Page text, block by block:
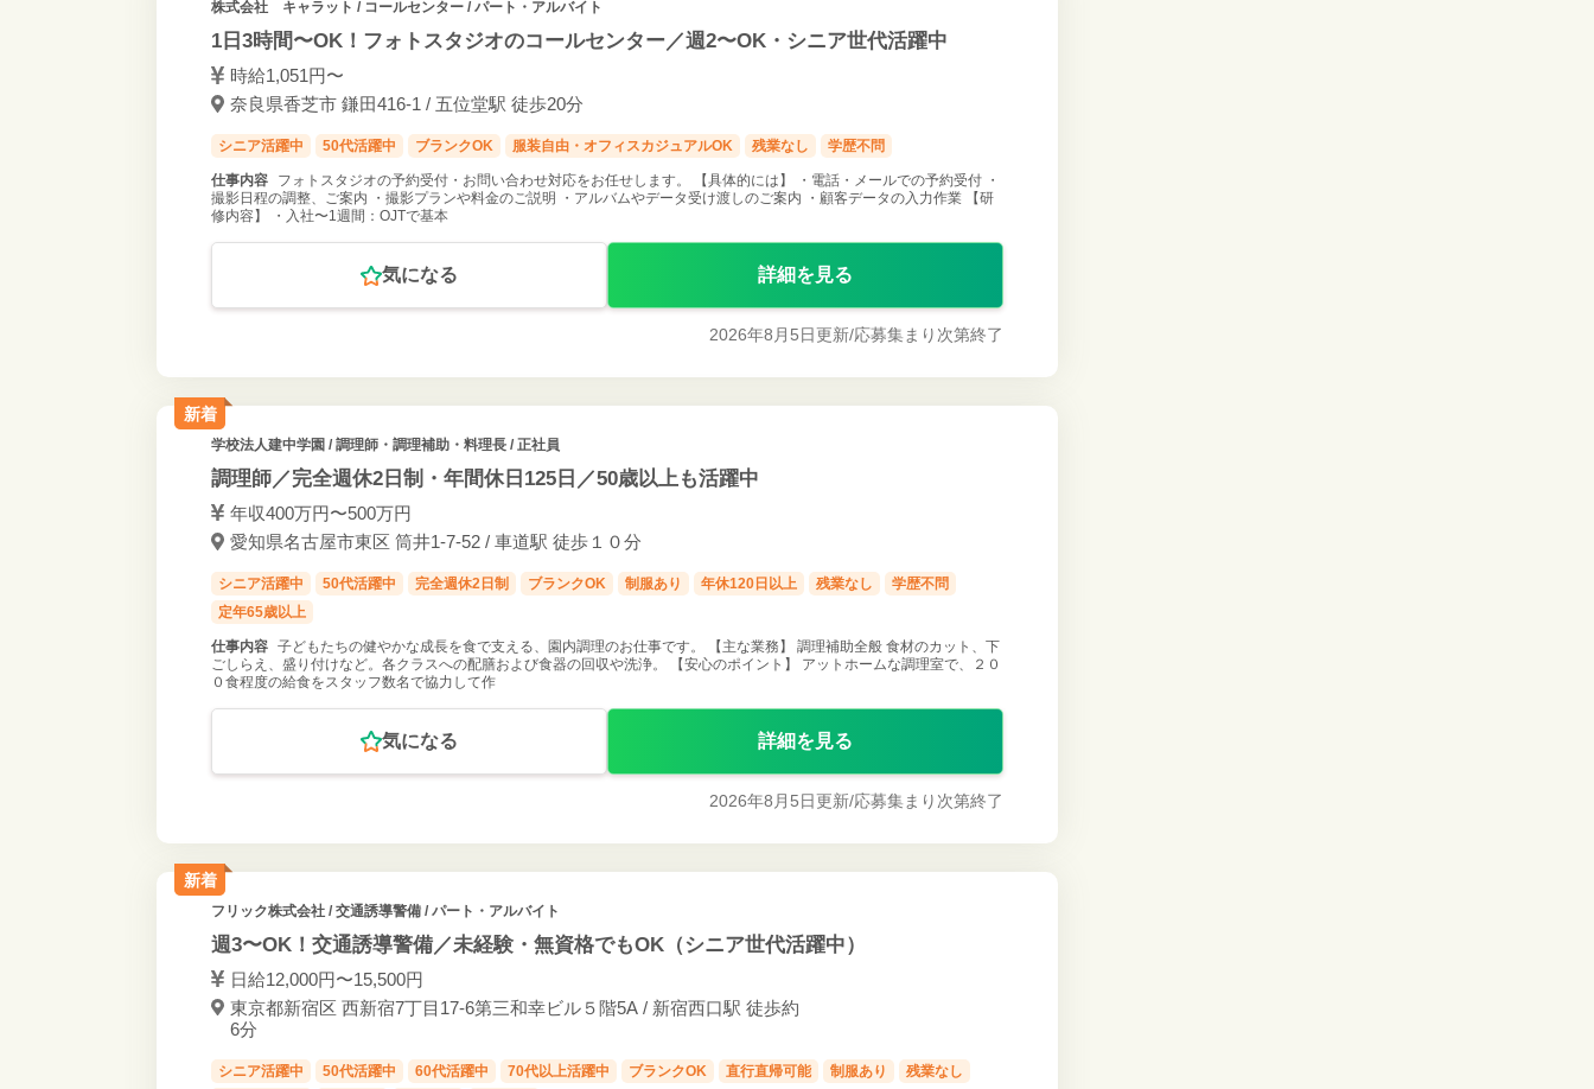
株式会社 キャラット / コールセンター / パート・アルバイト
1日3時間〜OK！フォトスタジオのコールセンター／週2〜OK・シニア世代活躍中
時給1,051円〜
奈良県香芝市 鎌田416-1 / 五位堂駅 徒歩20分
シニア活躍中 50代活躍中 ブランクOK 服装自由・オフィスカジュアルOK 残業なし 学歴不問
仕事内容
フォトスタジオの予約受付・お問い合わせ対応をお任せします。 【具体的には】 ・電話・メールでの予約受付 ・
撮影日程の調整、ご案内 ・撮影プランや料金のご説明 ・アルバムやデータ受け渡しのご案内 ・顧客データの入力作業 【研
修内容】 ・入社〜1週間：OJTで基本
気になる 詳細を見る
2026年8月5日更新/応募集まり次第終了
新着
学校法人建中学園 / 調理師・調理補助・料理長 / 正社員
調理師／完全週休2日制・年間休日125日／50歳以上も活躍中
年収400万円〜500万円
愛知県名古屋市東区 筒井1-7-52 / 車道駅 徒歩１０分
シニア活躍中 50代活躍中 完全週休2日制 ブランクOK 制服あり 年休120日以上 残業なし
学歴不問
定年65歳以上
仕事内容
子どもたちの健やかな成長を食で支える、園内調理のお仕事です。 【主な業務】 調理補助全般 食材のカット、下
ごしらえ、盛り付けなど。各クラスへの配膳および食器の回収や洗浄。 【安心のポイント】 アットホームな調理室で、２０
０食程度の給食をスタッフ数名で協力して作
気になる 詳細を見る
2026年8月5日更新/応募集まり次第終了
新着
フリック株式会社/ 交通誘導警備 / パート・アルバイト
週3〜OK！交通誘導警備／未経験・無資格でもOK（シニア世代活躍中）
日給12,000円〜15,500円
東京都新宿区 西新宿7丁目17-6第三和幸ビル５階5A / 新宿西口駅 徒歩約
6分
シニア活躍中 50代活躍中 60代活躍中 70代以上活躍中 ブランクOK 直行直帰可能 制服あり
残業なし